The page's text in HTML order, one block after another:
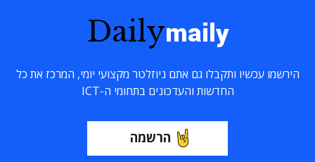
Dailymaily
הירשמו עכשיו ותקבלו גם אתם ניוזלטר מקצועי יומי, המרכז את כל
החדשות והעדכונים בתחומי ה-ICT
הרשמה